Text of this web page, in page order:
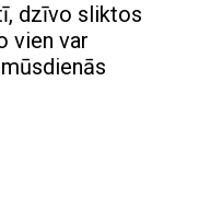
dzīvo sliktos
vien var